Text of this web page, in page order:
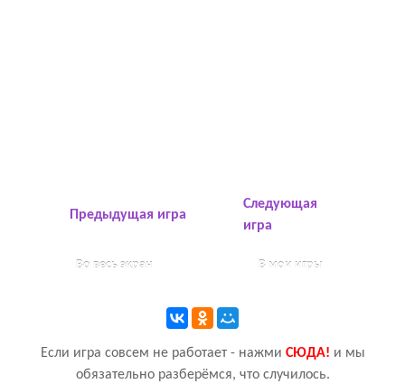
Предыдущая игра
Во весь экран В мои игры
Следующая
игра
Если игра совсем не работает - нажми CЮДА! и мы
обязательно разберёмся, что случилось.